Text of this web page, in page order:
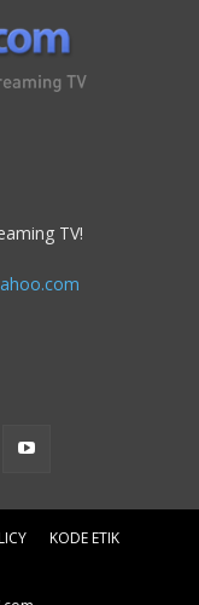
TV!
KODE ETIK